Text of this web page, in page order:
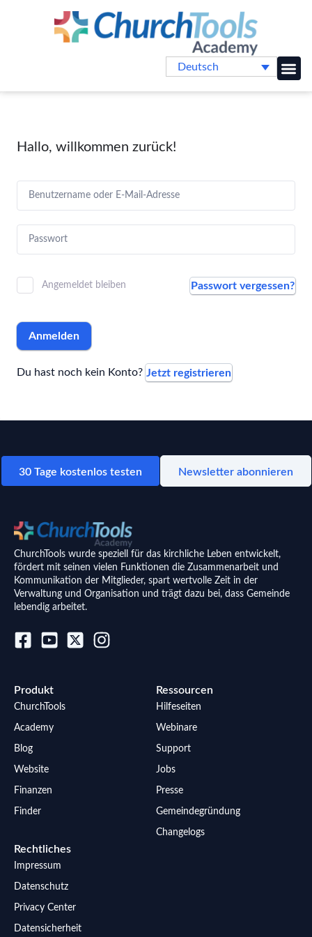
Deutsch
Hallo, willkommen zurück!
Angemeldet bleiben Passwort vergessen?
Anmelden
Du hast noch kein Konto? Jetzt registrieren
30 Tage kostenlos testen Newsletter abonnieren
ChurchTools wurde speziell für das kirchliche Leben entwickelt,
fördert mit seinen vielen Funktionen die Zusammenarbeit und
Kommunikation der Mitglieder, spart wertvolle Zeit in der
Verwaltung und Organisation und trägt dazu bei, dass Gemeinde
lebendig arbeitet.
Produkt
ChurchTools
Academy
Blog
Website
Finanzen
Finder
Ressourcen
Hilfeseiten
Webinare
Support
Jobs
Presse
Gemeindegründung
Changelogs
Rechtliches
Impressum
Datenschutz
Privacy Center
Datensicherheit